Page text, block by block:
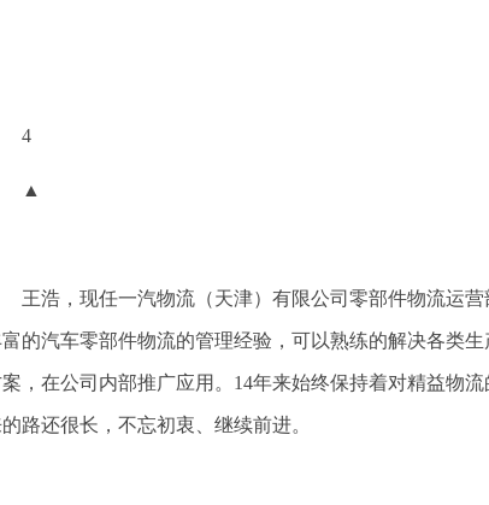
4
▲
王浩，现任一汽物流（天津）有限公司零部件物流运
的汽车零部件物流的管理经验，可以熟练的解决各类
，在公司内部推广应用。14年来始终保持着对精益物
路还很长，不忘初衷、继续前进。